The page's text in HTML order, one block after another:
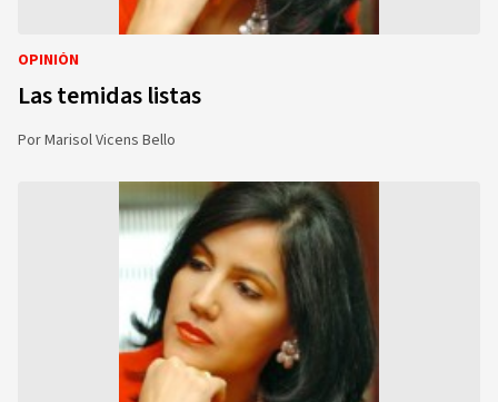
OPINIÓN
Las temidas listas
PorMarisol Vicens Bello